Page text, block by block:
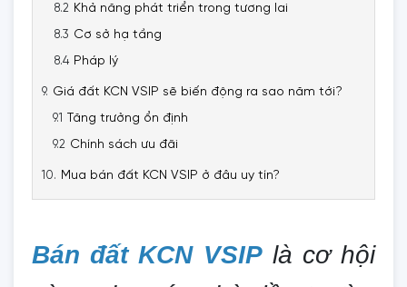
Khả năng phát triển trong tương lai
Cơ sở hạ tầng
Pháp lý
Giá đất KCN VSIP sẽ biến động ra sao năm tới?
Tăng trưởng ổn định
Chính sách ưu đãi
Mua bán đất KCN VSIP ở đâu uy tín?
Bán đất KCN VSIPlà cơ hội